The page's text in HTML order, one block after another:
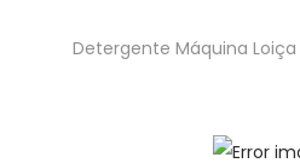
Detergente Máquina Loiça